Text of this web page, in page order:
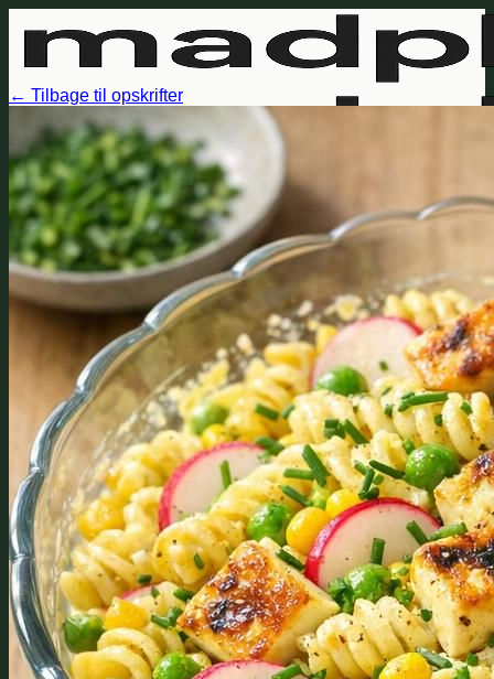
Opskrifter
Madplaner
Sådan virker det
FAQ
Log ind
Opret madplan
Min indkøbsliste
Søg
efter:
← Tilbage til opskrifter